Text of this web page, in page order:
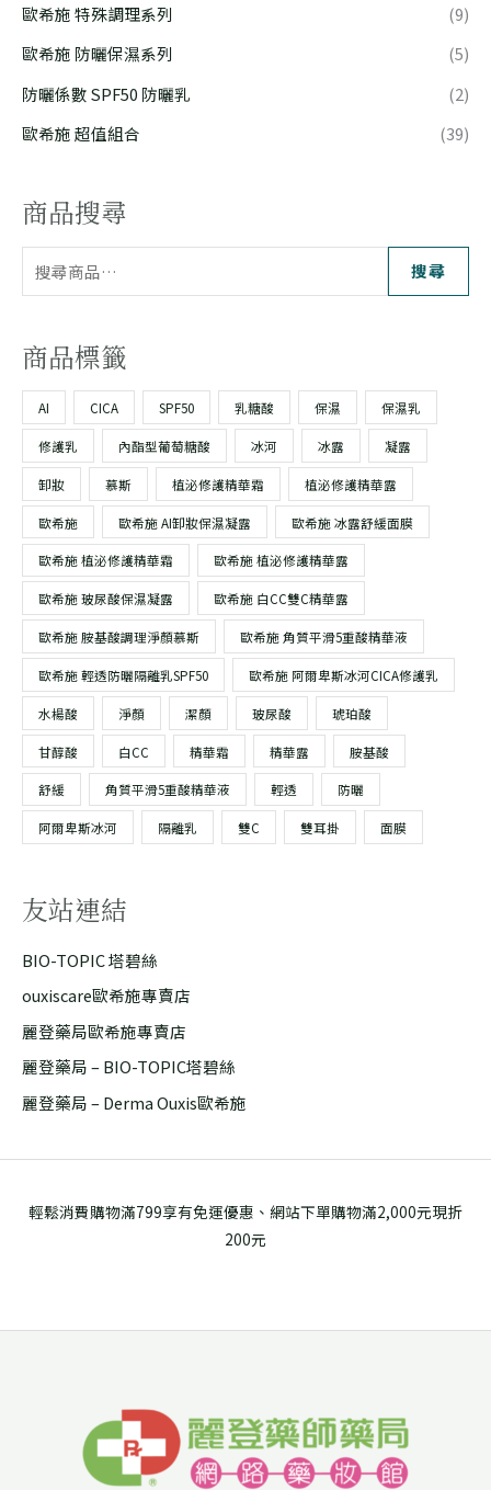
歐希施 特殊調理系列
(9)
歐希施 防曬保濕系列
(5)
防曬係數 SPF50 防曬乳
(2)
歐希施 超值組合
(39)
商品搜尋
搜尋
商品標籤
AI CICA SPF50 乳糖酸 保濕 保濕乳
修護乳 內酯型葡萄糖酸 冰河 冰露 凝露
卸妝 慕斯 植泌修護精華霜 植泌修護精華露
歐希施 歐希施 AI卸妝保濕凝露 歐希施 冰露舒緩面膜
歐希施 植泌修護精華霜 歐希施 植泌修護精華露
歐希施 玻尿酸保濕凝露 歐希施 白CC雙C精華露
歐希施 胺基酸調理淨顏慕斯 歐希施 角質平滑5重酸精華液
歐希施 輕透防曬隔離乳SPF50 歐希施 阿爾卑斯冰河CICA修護乳
水楊酸 淨顏 潔顏 玻尿酸 琥珀酸
甘醇酸 白CC 精華霜 精華露 胺基酸
舒緩 角質平滑5重酸精華液 輕透 防曬
阿爾卑斯冰河 隔離乳 雙C 雙耳掛 面膜
友站連結
BIO-TOPIC 塔碧絲
ouxiscare歐希施專賣店
麗登藥局歐希施專賣店
麗登藥局 – BIO-TOPIC塔碧絲
麗登藥局 – Derma Ouxis歐希施
輕鬆消費購物滿799享有免運優惠、網站下單購物滿2,000元現折
200元